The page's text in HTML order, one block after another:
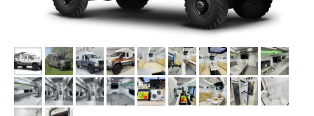
+7
Отправить